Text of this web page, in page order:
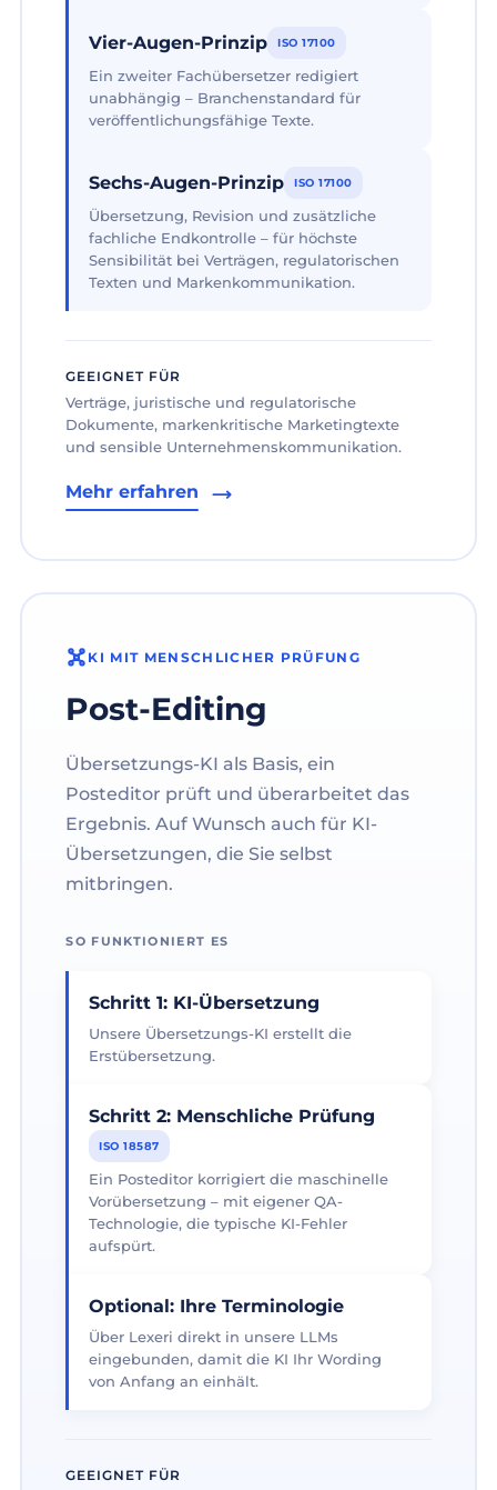
Vier-Augen-Prinzip ISO 17100
Ein zweiter Fachübersetzer redigiert
unabhängig – Branchenstandard für
veröffentlichungsfähige Texte.
Sechs-Augen-Prinzip ISO 17100
Übersetzung, Revision und zusätzliche
fachliche Endkontrolle – für höchste
Sensibilität bei Verträgen, regulatorischen
Texten und Markenkommunikation.
GEEIGNET FÜR
Verträge, juristische und regulatorische
Dokumente, markenkritische Marketingtexte
und sensible Unternehmenskommunikation.
Mehr erfahren
KI MIT MENSCHLICHER PRÜFUNG
Post-Editing
Übersetzungs-KI als Basis, ein
Posteditor prüft und überarbeitet das
Ergebnis. Auf Wunsch auch für KI-
Übersetzungen, die Sie selbst
mitbringen.
SO FUNKTIONIERT ES
Schritt 1: KI-Übersetzung
Unsere Übersetzungs-KI erstellt die
Erstübersetzung.
Schritt 2: Menschliche Prüfung
ISO 18587
Ein Posteditor korrigiert die maschinelle
Vorübersetzung – mit eigener QA-
Technologie, die typische KI-Fehler
aufspürt.
Optional: Ihre Terminologie
Über Lexeri direkt in unsere LLMs
eingebunden, damit die KI Ihr Wording
von Anfang an einhält.
GEEIGNET FÜR